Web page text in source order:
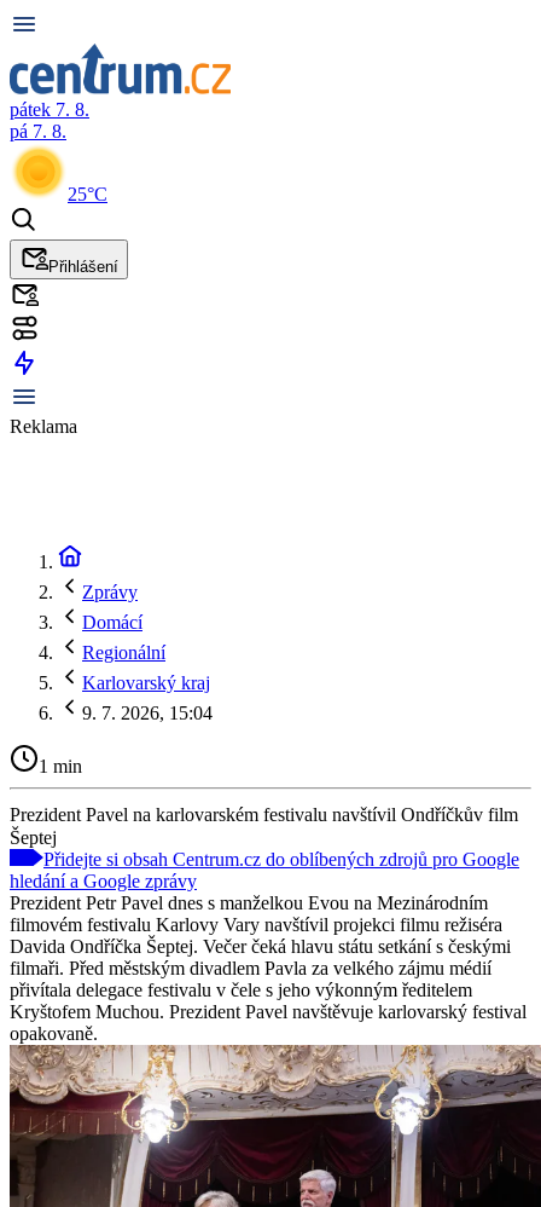
pátek 7. 8.
pá 7. 8.
25°C
Přihlášení
Reklama
Zprávy
Domácí
Regionální
Karlovarský kraj
9. 7. 2026, 15:04
1 min
Prezident Pavel na karlovarském festivalu navštívil Ondříčkův film
Šeptej
Přidejte si obsah Centrum.cz do oblíbených zdrojů pro Google
hledání a Google zprávy
Prezident Petr Pavel dnes s manželkou Evou na Mezinárodním
filmovém festivalu Karlovy Vary navštívil projekci filmu režiséra
Davida Ondříčka Šeptej. Večer čeká hlavu státu setkání s českými
filmaři. Před městským divadlem Pavla za velkého zájmu médií
přivítala delegace festivalu v čele s jeho výkonným ředitelem
Kryštofem Muchou. Prezident Pavel navštěvuje karlovarský festival
opakovaně.